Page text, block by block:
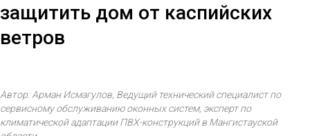
защитить дом от каспийских
ветров
Автор: Арман Исмагулов, Ведущий технический специалист по
сервисному обслуживанию оконных систем, эксперт по
климатической адаптации ПВХ-конструкций в Мангистауской